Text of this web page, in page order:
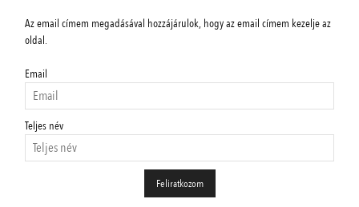
Az email címem megadásával hozzájárulok, hogy az email címem kezelje az
oldal.
Email
Teljes név